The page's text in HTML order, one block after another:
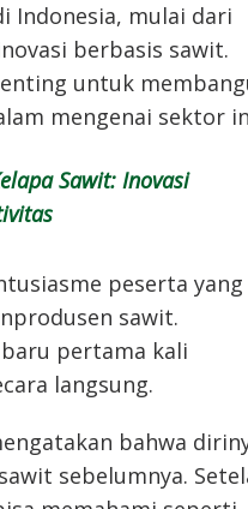
Indonesia, mulai dari
berbasis sawit.
untuk
mengenai sektor
Sawit: Inovasi
peserta yang
sawit.
pertama kali
langsung.
bahwa
sebelumnya.